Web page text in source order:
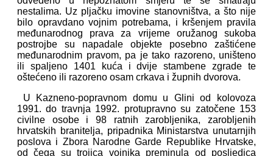
nestalima. Uz pljačku imovine stanovništva, a što nije
bilo opravdano vojnim potrebama, i kršenjem pravila
međunarodnog prava za vrijeme oružanog sukoba
postrojbe su napadale objekte posebno zaštićene
međunarodnim pravom, pa je tako razoreno, uništeno
ili spaljeno 1401 kuća i dvije stambene zgrade te
oštećeno ili razoreno osam crkava i župnih dvorova.
U Kazneno-popravnom domu u Glini od kolovoza
1991. do travnja 1992. protupravno su zatočene 153
civilne osobe i 98 ratnih zarobljenika, zarobljenih
hrvatskih branitelja, pripadnika Ministarstva unutarnjih
poslova i Zbora Narodne Garde Republike Hrvatske,
od čega su trojica vojnika preminula od posljedica